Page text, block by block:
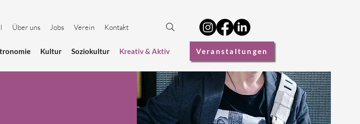
Über uns Jobs Verein Kontakt
Kultur Soziokultur Kreativ & Aktiv Veranstaltungen